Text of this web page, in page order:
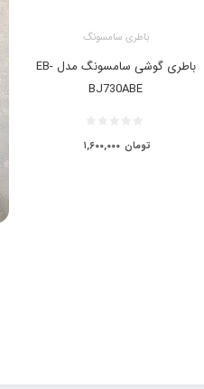
باطری سامسونگ
باطری گوشی سامسونگ مدل EB-
BJ730ABE
۱,۶۰۰,۰۰۰ تومان